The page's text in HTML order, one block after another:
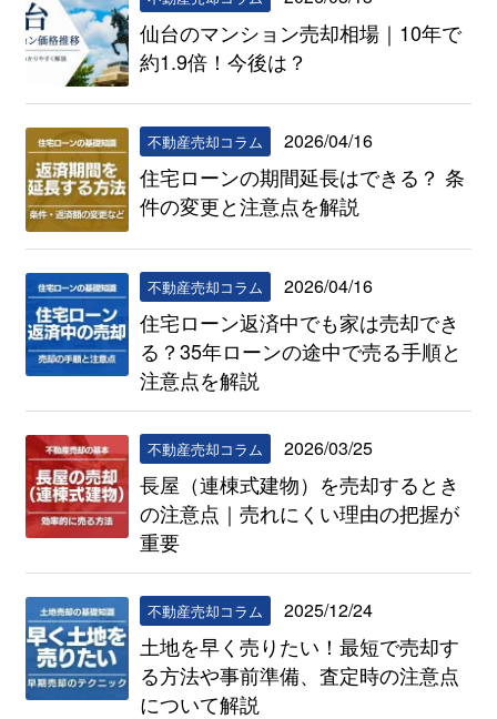
仙台のマンション売却相場｜10年で
約1.9倍！今後は？
不動産売却コラム 2026/04/16
住宅ローンの期間延長はできる？ 条
件の変更と注意点を解説
不動産売却コラム 2026/04/16
住宅ローン返済中でも家は売却でき
る？35年ローンの途中で売る手順と
注意点を解説
不動産売却コラム 2026/03/25
長屋（連棟式建物）を売却するとき
の注意点｜売れにくい理由の把握が
重要
不動産売却コラム 2025/12/24
土地を早く売りたい！最短で売却す
る方法や事前準備、査定時の注意点
について解説